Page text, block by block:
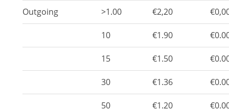
Outgoing >1.00 €2,20
10 €1.90
15 €1.50
30 €1.36
50 €1.20